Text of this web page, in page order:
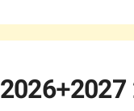
2026+2027